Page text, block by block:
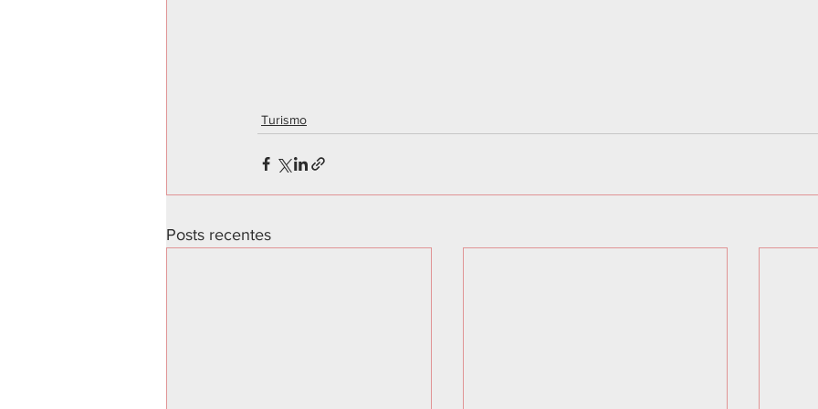
Turismo
Posts recentes